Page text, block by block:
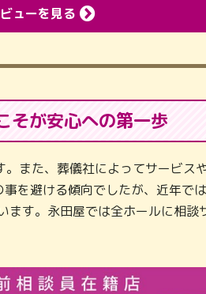
ューを見る
そが安心への第一歩
また、葬儀社によってサービス
を避ける傾向でしたが、近年で
す。永田屋では全ホールに相談